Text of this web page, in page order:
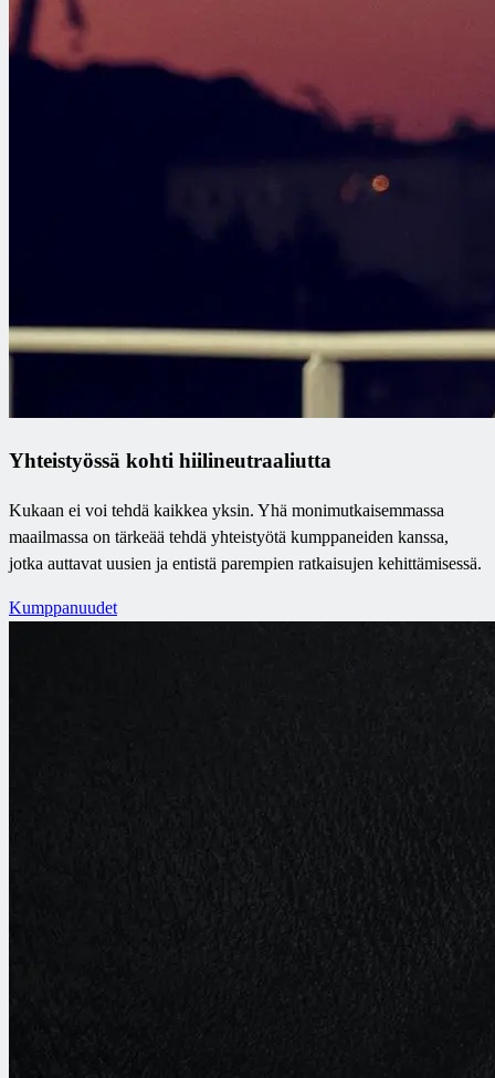
Yhteistyössä kohti hiilineutraaliutta
Kukaan ei voi tehdä kaikkea yksin. Yhä monimutkaisemmassa
maailmassa on tärkeää tehdä yhteistyötä kumppaneiden kanssa,
jotka auttavat uusien ja entistä parempien ratkaisujen kehittämisessä.
Kumppanuudet